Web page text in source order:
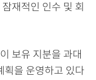
재적인 인수 및 회
보유 지분을 과대
획을 운영하고 있다